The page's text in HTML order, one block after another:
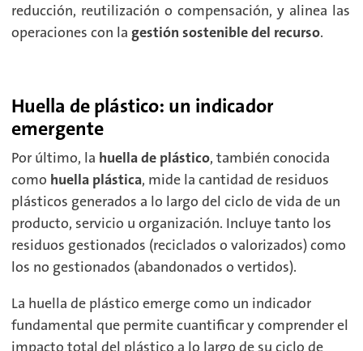
reducción, reutilización o compensación, y alinea las
operaciones con la gestión sostenible del recurso.
Huella de plástico: un indicador
emergente
Por último, la huella de plástico, también conocida
como huella plástica, mide la cantidad de residuos
plásticos generados a lo largo del ciclo de vida de un
producto, servicio u organización. Incluye tanto los
residuos gestionados (reciclados o valorizados) como
los no gestionados (abandonados o vertidos).
La huella de plástico emerge como un indicador
fundamental que permite cuantificar y comprender el
impacto total del plástico a lo largo de su ciclo de